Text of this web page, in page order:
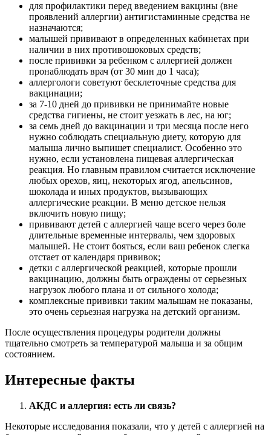
для профилактики перед введением вакцины (вне
проявлений аллергии) антигистаминные средства не
назначаются;
малышей прививают в определенных кабинетах при
наличии в них противошоковых средств;
после прививки за ребенком с аллергией должен
пронаблюдать врач (от 30 мин до 1 часа);
аллергологи советуют бесклеточные средства для
вакцинации;
за 7-10 дней до прививки не принимайте новые
средства гигиены, не стоит уезжать в лес, на юг;
за семь дней до вакцинации и три месяца после него
нужно соблюдать специальную диету, которую для
малыша лично выпишет специалист. Особенно это
нужно, если установлена пищевая аллергическая
реакция. Но главным правилом считается исключение
любых орехов, яиц, некоторых ягод, апельсинов,
шоколада и иных продуктов, вызывающих
аллергические реакции. В меню детское нельзя
включить новую пищу;
прививают детей с аллергией чаще всего через боле
длительные временные интервалы, чем здоровых
малышей. Не стоит бояться, если ваш ребенок слегка
отстает от календаря прививок;
детки с аллергической реакцией, которые прошли
вакцинацию, должны быть ограждены от серьезных
нагрузок любого плана и от сильного холода;
комплексные прививки таким малышам не показаны,
это очень серьезная нагрузка на детский организм.
После осуществления процедуры родители должны
тщательно смотреть за температурой малыша и за общим
состоянием.
Интересные факты
АКДС и аллергия: есть ли связь?
Некоторые исследования показали, что у детей с аллергией на